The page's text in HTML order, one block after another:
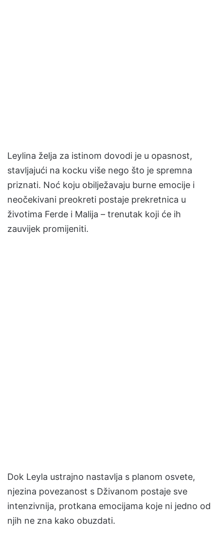
Leylina želja za istinom dovodi je u opasnost,
stavljajući na kocku više nego što je spremna
priznati. Noć koju obilježavaju burne emocije i
neočekivani preokreti postaje prekretnica u
životima Ferde i Malija – trenutak koji će ih
zauvijek promijeniti.
Dok Leyla ustrajno nastavlja s planom osvete,
njezina povezanost s Dživanom postaje sve
intenzivnija, protkana emocijama koje ni jedno od
njih ne zna kako obuzdati.